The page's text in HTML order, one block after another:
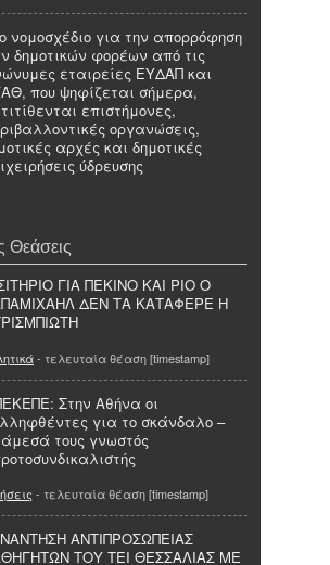
νομοσχέδιο για την απορρόφηση
δημοτικών φορέων από τις
εταιρείες ΕΥΔΑΠ και
που ψηφίζεται σήμερα,
επιστήμονες,
οργανώσεις,
αρχές και δημοτικές
ύδρευσης
Θεάσεις
ΓΙΑ ΠΕΚΙΝΟ ΚΑΙ ΡΙΟ Ο
ΔΕΝ ΤΑ ΚΑΤΑΦΕΡΕ Η
- τελευταία θέαση [timestamp]
Στην Αθήνα οι
για το σκάνδαλο –
τους γνωστός
- τελευταία θέαση [timestamp]
ΑΝΤΙΠΡΟΣΩΠΕΙΑΣ
ΤΟΥ ΤΕΙ ΘΕΣΣΑΛΙΑΣ ΜΕ